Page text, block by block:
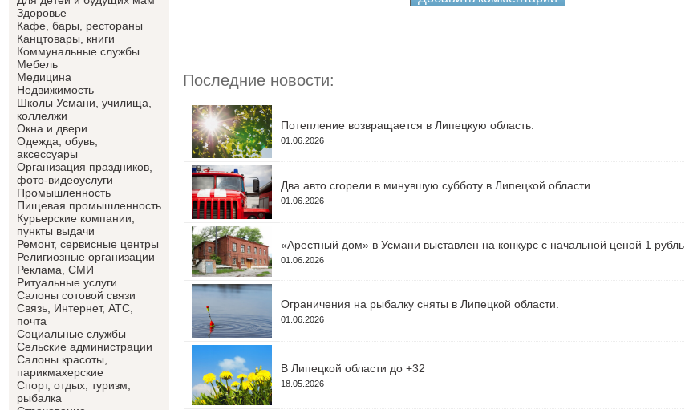
Здоровье
Кафе, бары, рестораны
Канцтовары, книги
Коммунальные службы
Мебель
Медицина
Недвижимость
Школы Усмани, училища,
коллелжи
Окна и двери
Одежда, обувь,
аксессуары
Организация праздников,
фото-видеоуслуги
Промышленность
Пищевая промышленность
Курьерские компании,
пункты выдачи
Ремонт, сервисные центры
Религиозные организации
Реклама, СМИ
Ритуальные услуги
Салоны сотовой связи
Связь, Интернет, АТС,
почта
Социальные службы
Сельские администрации
Салоны красоты,
парикмахерские
Спорт, отдых, туризм,
рыбалка
Последние новости:
Потепление возвращается в Липецкую область.
01.06.2026
Два авто сгорели в минувшую субботу в Липецкой области.
01.06.2026
«Арестный дом» в Усмани выставлен на конкурс с начальной ценой 1 рубль.
01.06.2026
Ограничения на рыбалку сняты в Липецкой области.
01.06.2026
В Липецкой области до +32
18.05.2026